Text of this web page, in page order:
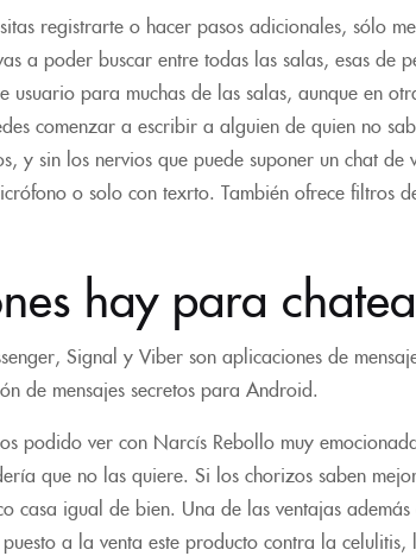
registrarte o hacer pasos adicionales, sólo
a poder buscar entre todas las salas, esas de
usuario para muchas de las salas, aunque en
comenzar a escribir a alguien de quien no
y sin los nervios que puede suponer un chat
o solo con texrto. También ofrece filtros
hay para
Signal y Viber son aplicaciones de
de mensajes secretos para Android.
podido ver con Narcís Rebollo muy
que no las quiere. Si los chorizos saben
casa igual de bien. Una de las ventajas
a la venta este producto contra la